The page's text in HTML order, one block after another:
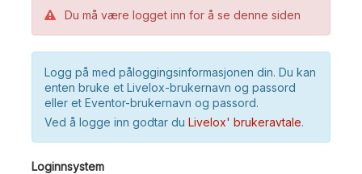
Du må være logget inn for å se denne siden
Logg på med påloggingsinformasjonen din. Du kan
enten bruke et Livelox-brukernavn og passord
eller et Eventor-brukernavn og passord.
Ved å logge inn godtar du Livelox' brukeravtale.
Loginnsystem